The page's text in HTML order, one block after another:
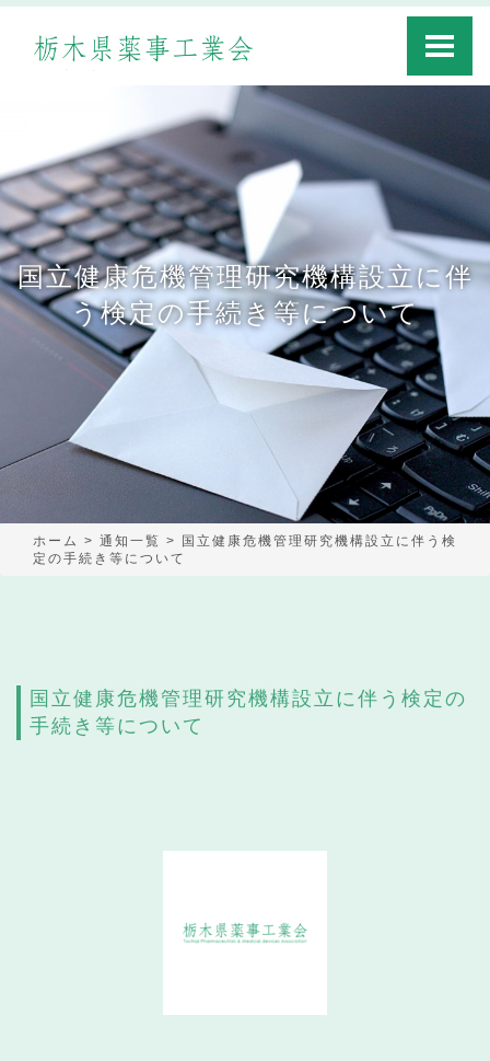
Toggle
国立健康危機管理研究機構設立に伴
う検定の手続き等について
ホーム > 通知一覧 >
国立健康危機管理研究機構設立に伴う検
定の手続き等について
国立健康危機管理研究機構設立に伴う検定の
手続き等について